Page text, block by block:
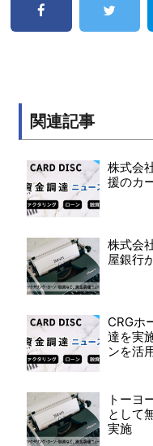
関連記事
株式会
援のカ
株式会
屋銀行
CRGホ
達を実
ンを活
トーヨ
として
実施